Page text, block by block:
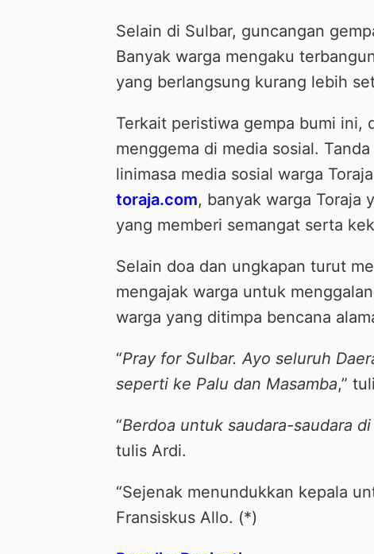
Selain di Sulbar, guncangan
Banyak warga mengaku
yang berlangsung kurang lebih
Terkait peristiwa gempa bumi ini,
menggema di media sosial.
linimasa media sosial warga
toraja.com, banyak warga Toraja
yang memberi semangat serta
Selain doa dan ungkapan turut
mengajak warga untuk
warga yang ditimpa bencana
“Pray for Sulbar. Ayo seluruh
seperti ke Palu dan Masamba,”
“Berdoa untuk saudara-saudara
tulis Ardi.
“Sejenak menundukkan kepala
Fransiskus Allo. (*)